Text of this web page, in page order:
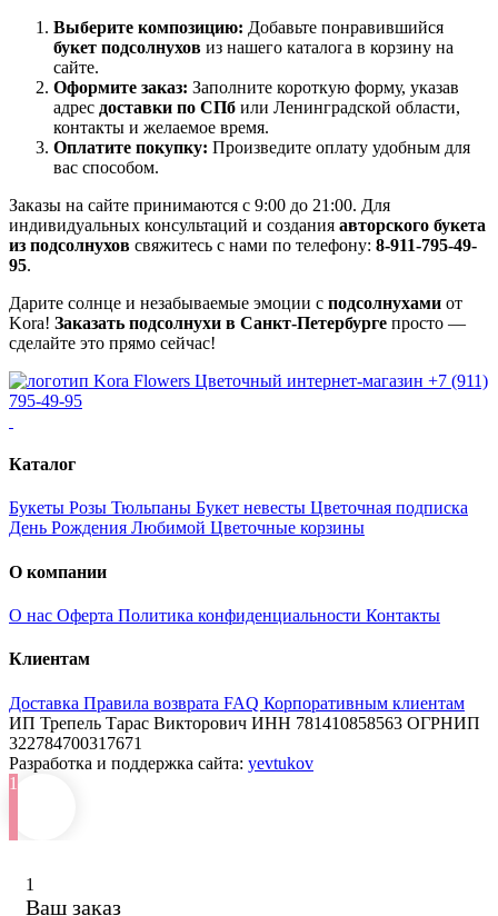
Выберите композицию: Добавьте понравившийся
букет подсолнухов из нашего каталога в корзину на
сайте.
Оформите заказ: Заполните короткую форму, указав
адрес доставки по СПб или Ленинградской области,
контакты и желаемое время.
Оплатите покупку: Произведите оплату удобным для
вас способом.
Заказы на сайте принимаются с 9:00 до 21:00. Для
индивидуальных консультаций и создания авторского букета
из подсолнухов свяжитесь с нами по телефону: 8-911-795-49-
95.
Дарите солнце и незабываемые эмоции с подсолнухами от
Kora! Заказать подсолнухи в Санкт-Петербурге просто —
сделайте это прямо сейчас!
Цветочный интернет-магазин +7 (911)
795-49-95
Каталог
Букеты Розы Тюльпаны Букет невесты Цветочная подписка
День Рождения Любимой Цветочные корзины
О компании
О нас Оферта Политика конфиденциальности Контакты
Клиентам
Доставка Правила возврата FAQ Корпоративным клиентам
ИП Трепель Тарас Викторович ИНН 781410858563 ОГРНИП
322784700317671
Разработка и поддержка сайта: yevtukov
1
1
Ваш заказ